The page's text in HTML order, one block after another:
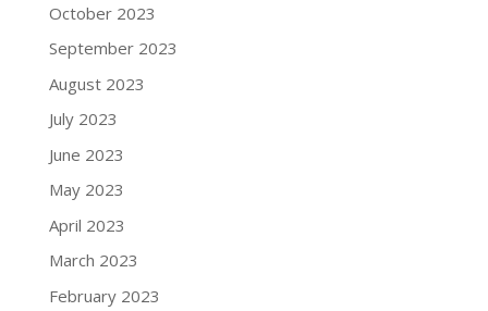
October 2023
September 2023
August 2023
July 2023
June 2023
May 2023
April 2023
March 2023
February 2023